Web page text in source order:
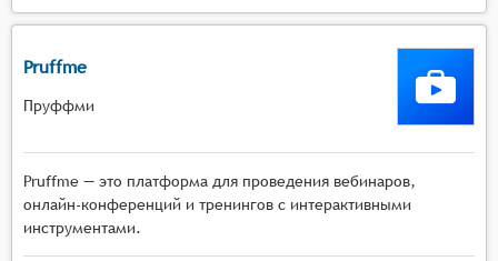
Pruffme
Пруффми
Pruffme — это платформа для проведения вебинаров,
онлайн-конференций и тренингов с интерактивными
инструментами.